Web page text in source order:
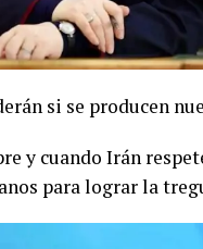
si se producen
y cuando Irán
para lograr la